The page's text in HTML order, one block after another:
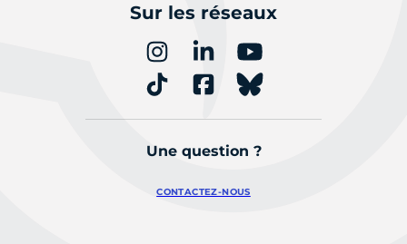
Sur les réseaux
Une question ?
CONTACTEZ-NOUS